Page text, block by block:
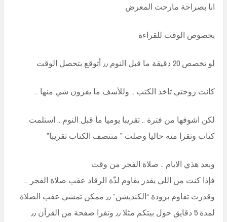
انا بصراحة مارحت المعرض
بخصوص الوقت للقراءة
لو تخصص 20 دقيقة ما قبل النوم ٫٫ أتوقع بتحصل الوقت
كانت زوجتي تاخذ الكتب .. وللأسف ما يقرون شي منها ..
لكن اشوفها من فترة .. تقريبا يوميا ما قبل النوم .. استلمت
كتاب وتقرا منه حاليا وصلت ” منتصف الكتاب تقريبا”
وبعد هذي الايام .. صلاة الفجر من وقت
فإذا كنت من اللي يقدر يقاوم لذّة الرقاد عقب صلاة الفجر ..
وقدرت تقاوم برودة “الكنديشن” ٫٫ ممكن تمشي عقب الصلاة
لمدة 5 دقايق حول بيتكم مثلا ٫٫ وتقرا صفحة من القرآن ٫٫